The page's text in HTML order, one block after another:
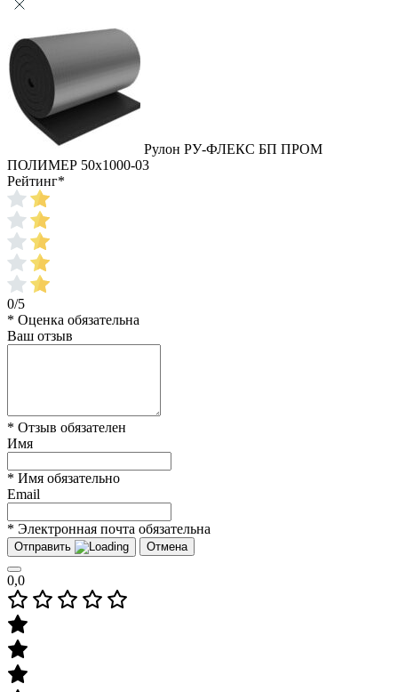
Рулон РУ-ФЛЕКС БП ПРОМ
ПОЛИМЕР 50x1000-03
Рейтинг*
0/5
* Оценка обязательна
Ваш отзыв
* Отзыв обязателен
Имя
* Имя обязательно
Email
* Электронная почта обязательна
Отправить Отмена
0,0